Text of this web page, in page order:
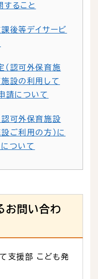
ること
後等デイサービ
（認可外保育施
設の利用して
請について
認可外保育施設
ご利用の方）に
ついて
お問い合わ
支援部 こども発